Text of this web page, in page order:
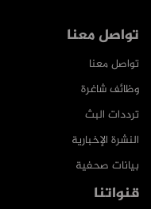
تواصل معنا
تواصل معنا
وظائف شاغرة
ترددات البث
النشرة الإخبارية
بيانات صحفية
قنواتنا